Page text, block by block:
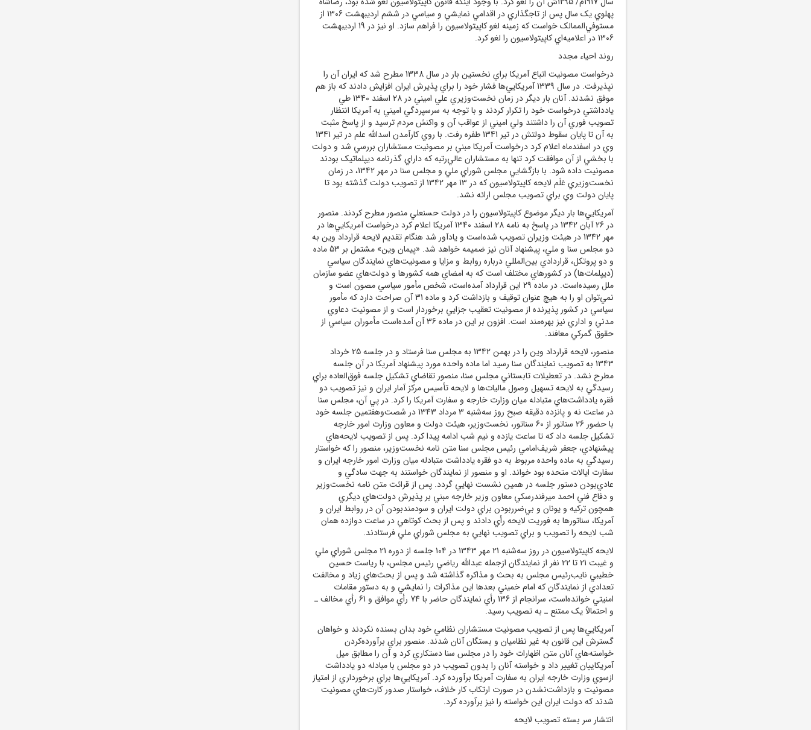
پهلوي يک سال پس از تاجگذاري در اقدامي نمايشي و سياسي در ششم ارديبهشت 1306 از
مستوفي‌الممالک خواست که زمينه لغو کاپيتولاسيون را فراهم سازد. او نيز در 19 ارديبهشت
1306 در اعلاميه‌اي کاپيتولاسيون را لغو کرد.
روند احياء مجدد
درخواست مصونيت اتباع آمريکا براي نخستين بار در سال 1338 مطرح شد که ايران آن را
نپذيرفت. در سال 1339 آمريکايي‌ها فشار خود را براي پذيرش ايران افزايش دادند که باز هم
موفق نشدند. آنان بار ديگر در زمان نخست‌وزيري علي اميني در 28 اسفند 1340 طي
يادداشتي درخواست خود را تکرار کردند و با توجه به سرسپردگي اميني به آمريکا انتظار
تصويب فوري آن را داشتند ولي اميني از عواقب آن و واکنش مردم ترسيد و از پاسخ مثبت
به آن تا پایان سقوط دولتش در تير 1341 طفره رفت. با روي کارآمدن اسدالله علم در تير 1341
وي در اسفندماه اعلام کرد درخواست آمريکا مبني بر مصونيت مستشاران بررسي شد و دولت
با بخشي از آن موافقت کرد تنها به مستشاران عالي‌رتبه که داراي گذرنامه ديپلماتيک بودند
مصونيت داده ‌شود. با بازگشايي مجلس شوراي ملي و مجلس سنا در مهر 1342، در زمان
نخست‌وزيري عَلَم لايحه کاپيتولاسيون که در 13 مهر 1342 از تصويب دولت گذشته بود تا
پايان دولت وي براي تصويب مجلس ارائه نشد.
آمريکايي‌ها بار ديگر موضوع کاپيتولاسيون را در دولت حسنعلي منصور مطرح کردند. منصور
در 26 آبان 1342 در پاسخ به نامه 28 اسفند 1340 آمریکا اعلام کرد درخواست آمريکايي‌ها در
مهر 1342 در هيئت وزيران تصويب شده‌است و يادآور شد هنگام تقديم لايحه قرارداد وين به
دو مجلس سنا و ملي، پيشنهاد آنان نيز ضميمه خواهد شد. «پيمان وين» مشتمل بر 53 ماده
و دو پروتکل، قراردادي بين‌المللي درباره روابط و مزايا و مصونيت‌هاي نمايندگان سياسي
(ديپلمات‌ها) در کشورهاي مختلف است که به امضاي همه کشورها و دولت‌هاي عضو سازمان
ملل رسيده‌است. در ماده 29 اين قرارداد آمده‌است، شخص مأمور سياسي مصون است و
نمي‌توان او را به هيچ عنوان توقيف و بازداشت کرد و ماده 31 آن صراحت دارد که مأمور
سياسي در کشور پذيرنده از مصونيت تعقيب جزايي برخوردار است و از مصونيت دعاوي
مدني و اداري نيز بهره‌مند است. افزون بر اين در ماده 36 آن آمده‌است مأموران سياسي از
حقوق گمرکي معافند.
منصور، لايحه قرارداد وين را در بهمن 1342 به مجلس سنا فرستاد و در جلسه 25 خرداد
1343 به تصويب نمايندگان سنا رسيد اما ماده واحده مورد پيشنهاد آمريکا در آن جلسه
مطرح نشد. در تعطيلات تابستاني مجلس سنا، منصور تقاضاي تشکيل جلسه فوق‌العاده براي
رسيدگي به لايحه تسهيل وصول ماليات‌ها و لايحه تأسيس مرکز آمار ايران و نيز تصويب دو
فقره يادداشت‌هاي متبادله ميان وزارت خارجه و سفارت آمريکا را کرد. در پي آن، مجلس سنا
در ساعت نه و پانزده دقيقه صبح روز سه‌شنبه 3 مرداد 1343 در شصت‌وهفتمين جلسه خود
با حضور 26 سناتور از 60 سناتور، نخست‌وزير، هيئت دولت و معاون وزارت امور خارجه
تشکيل جلسه داد که تا ساعت يازده ‌و نيم شب ادامه پيدا کرد. پس از تصويب لايحه‌هاي
پيشنهادي، جعفر شريف‌امامي رئيس مجلس سنا متن نامه نخست‌وزير، منصور را که خواستار
رسيدگي به ماده واحده مربوط به دو فقره يادداشت متبادله ميان وزارت امور خارجه ايران و
سفارت ايالات متحده بود خواند. او و منصور از نمايندگان خواستند به جهت سادگي و
عادي‌بودن دستور جلسه در همين نشست نهايي گردد. پس از قرائت متن نامه نخست‌وزير
و دفاع فني احمد ميرفندرسکي معاون وزير خارجه مبني بر پذيرش دولت‌هاي ديگري
همچون ترکيه و يونان و بي‌ضرربودن براي دولت ايران و سودمندبودن آن در روابط ايران و
آمريکا، سناتورها به فوريت لايحه رأي دادند و پس از بحث کوتاهي در ساعت دوازده همان
شب لايحه را تصويب و براي تصويب نهايي به مجلس شوراي ملي فرستادند.
لايحه کاپيتولاسيون در روز سه‌شنبه 21 مهر 1343 در 104 جلسه از دوره 21 مجلس شوراي ملي
و غيبت 21 تا 22 نفر از نمايندگان ازجمله عبدالله رياضي رئيس مجلس، با رياست حسين
خطيبي نايب‌رئيس مجلس به بحث و مذاکره گذاشته شد و پس از بحث‌هاي زياد و مخالفت
تعدادي از نمايندگان که امام ‌خميني بعدها اين مذاکرات را نمايشي و به دستور مقامات
امنيتي خوانده‌است، سرانجام از 136 رأي نمايندگان حاضر با 74 رأي موافق و 61 رأي مخالف ـ
و احتمالاً يک ممتنع ـ به تصويب رسيد.
آمريکايي‌ها پس از تصويب مصونيت مستشاران نظامي خود بدان بسنده نکردند و خواهان
گسترش اين قانون به غير نظاميان و بستگان آنان شدند. منصور براي برآورده‌کردن
خواسته‌هاي آنان متن اظهارات خود را در مجلس سنا دستکاري کرد و آن را مطابق ميل
آمريکاييان تغيير داد و خواسته آنان را بدون تصويب در دو مجلس با مبادله دو يادداشت
ازسوي وزارت خارجه ايران به سفارت آمريکا برآورده کرد. آمريکايي‌ها براي برخورداري از امتياز
مصونيت و بازداشت‌نشدن در صورت ارتکاب کار خلاف، خواستار صدور کارت‌هاي مصونيت
شدند که دولت ايران اين خواسته را نيز برآورده کرد.
انتشار سر بسته تصويب لايحه